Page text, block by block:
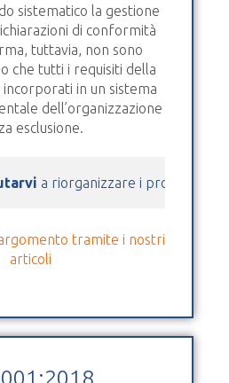
sistematico la gestione
di conformità
tuttavia, non sono
che tutti i requisiti della
in un sistema
dell’organizzazione
esclusione.
a riorganizzare i processi
tramite i nostri
articoli